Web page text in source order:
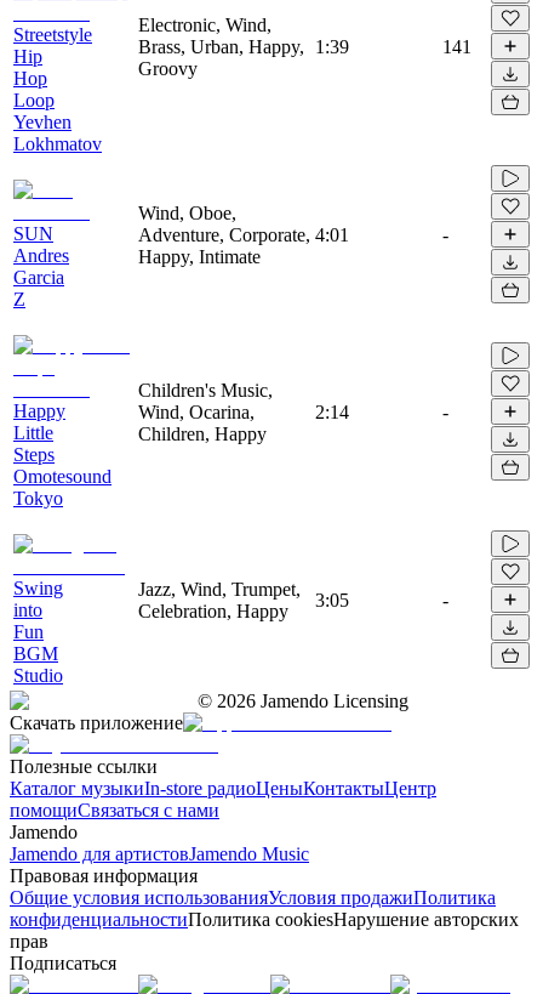
Streetstyle
Hip
Hop
Loop
Yevhen
Lokhmatov
Electronic, Wind,
Brass, Urban, Happy,
Groovy
1:39 141
SUN
Andres
Garcia
Z
Wind, Oboe,
Adventure, Corporate,
Happy, Intimate
4:01 -
Happy
Little
Steps
Omotesound
Tokyo
Children's Music,
Wind, Ocarina,
Children, Happy
2:14 -
Swing
into
Fun
BGM
Studio
Jazz, Wind, Trumpet,
Celebration, Happy
3:05 -
© 2026 Jamendo Licensing
Скачать приложение
Полезные ссылки
Каталог музыкиIn-store радиоЦеныКонтактыЦентр
помощиСвязаться с нами
Jamendo
Jamendo для артистовJamendo Music
Правовая информация
Общие условия использованияУсловия продажиПолитика
конфиденциальностиПолитика cookiesНарушение авторских
прав
Подписаться